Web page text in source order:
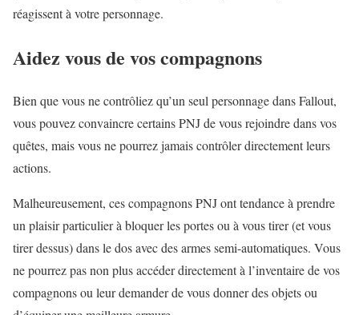
réagissent à votre personnage.
Aidez vous de vos compagnons
Bien que vous ne contrôliez qu’un seul personnage dans Fallout,
vous pouvez convaincre certains PNJ de vous rejoindre dans vos
quêtes, mais vous ne pourrez jamais contrôler directement leurs
actions.
Malheureusement, ces compagnons PNJ ont tendance à prendre
un plaisir particulier à bloquer les portes ou à vous tirer (et vous
tirer dessus) dans le dos avec des armes semi-automatiques. Vous
ne pourrez pas non plus accéder directement à l’inventaire de vos
compagnons ou leur demander de vous donner des objets ou